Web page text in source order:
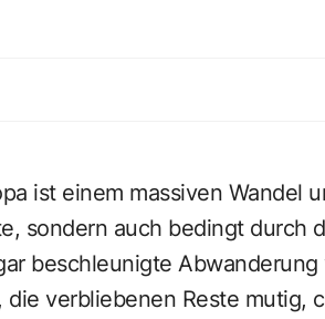
ist einem massiven Wandel
sondern auch bedingt durch
beschleunigte
verbliebenen Reste mutig,